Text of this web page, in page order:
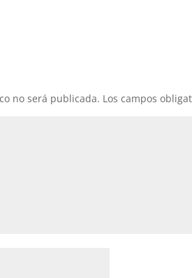
no será publicada. Los campos